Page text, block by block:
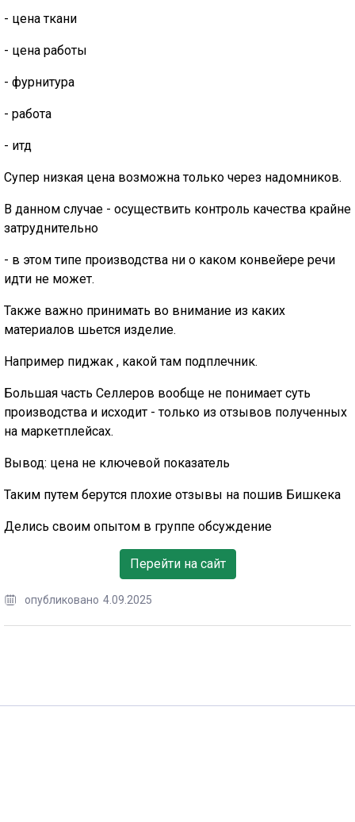
- цена ткани
- цена работы
- фурнитура
- работа
- итд
Супер низкая цена возможна только через надомников.
В данном случае - осуществить контроль качества крайне
затруднительно
- в этом типе производства ни о каком конвейере речи
идти не может.
Также важно принимать во внимание из каких
материалов шьется изделие.
Например пиджак , какой там подплечник.
Большая часть Селлеров вообще не понимает суть
производства и исходит - только из отзывов полученных
на маркетплейсах.
Вывод: цена не ключевой показатель
Таким путем берутся плохие отзывы на пошив Бишкека
Делись своим опытом в группе обсуждение
Перейти на сайт
опубликовано 4.09.2025